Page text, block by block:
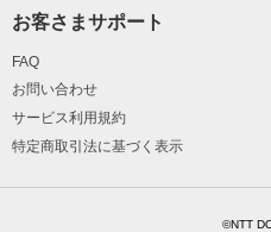
お客さまサポート
FAQ
お問い合わせ
サービス利用規約
特定商取引法に基づく表示
©NTT